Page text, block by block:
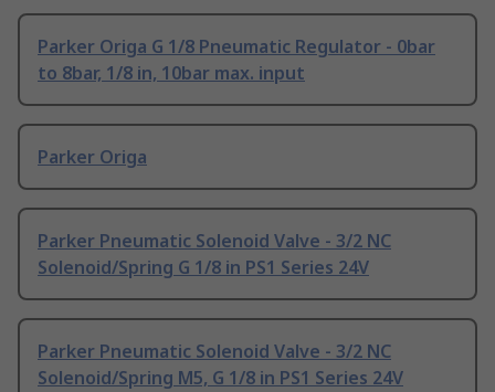
Parker Origa G 1/8 Pneumatic Regulator - 0bar
to 8bar, 1/8 in, 10bar max. input
Parker Origa
Parker Pneumatic Solenoid Valve - 3/2 NC
Solenoid/Spring G 1/8 in PS1 Series 24V
Parker Pneumatic Solenoid Valve - 3/2 NC
Solenoid/Spring M5, G 1/8 in PS1 Series 24V